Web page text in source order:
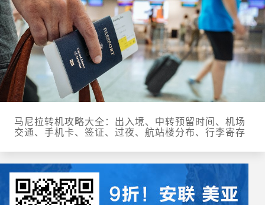
马尼拉转机攻略大全：出入境、中转预留时间、机场
交通、手机卡、签证、过夜、航站楼分布、行李寄存